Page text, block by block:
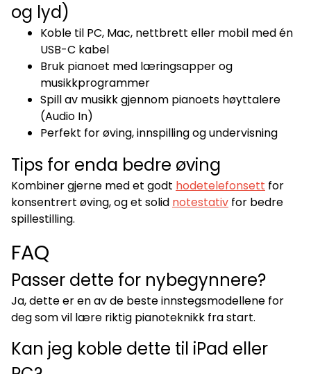
og lyd)
Koble til PC, Mac, nettbrett eller mobil med én
USB-C kabel
Bruk pianoet med læringsapper og
musikkprogrammer
Spill av musikk gjennom pianoets høyttalere
(Audio In)
Perfekt for øving, innspilling og undervisning
Tips for enda bedre øving
Kombiner gjerne med et godt hodetelefonsett for
konsentrert øving, og et solid notestativ for bedre
spillestilling.
FAQ
Passer dette for nybegynnere?
Ja, dette er en av de beste innstegsmodellene for
deg som vil lære riktig pianoteknikk fra start.
Kan jeg koble dette til iPad eller